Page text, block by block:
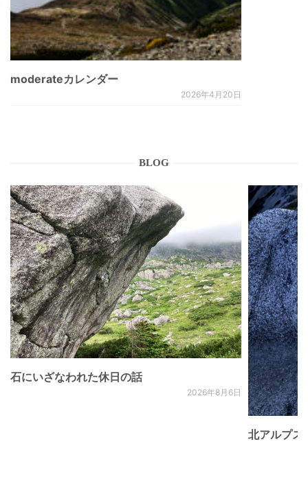
moderateカレンダー
2026年4月20日
BLOG
石にいざなわれた休日の話
2026年8月6日
北アルプ